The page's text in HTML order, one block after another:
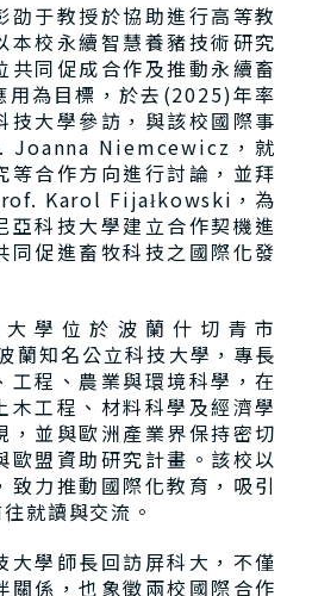
劭于教授於協助進行高等教
本校永續智慧養豬技術研究
共同促成合作及推動永續畜
用為目標，於去(2025)年率
技大學參訪，與該校國際事
Joanna Niemcewicz，就
等合作方向進行討論，並拜
Karol Fijałkowski，為
亞科技大學建立合作契機進
同促進畜牧科技之國際化發
學位於波蘭什切青市
蘭知名公立科技大學，專長
工程、農業與環境科學，在
木工程、材料科學及經濟學
，並與歐洲產業界保持密切
歐盟資助研究計畫。該校以
致力推動國際化教育，吸引
就讀與交流。
大學師長回訪屏科大，不僅
關係，也象徵兩校國際合作